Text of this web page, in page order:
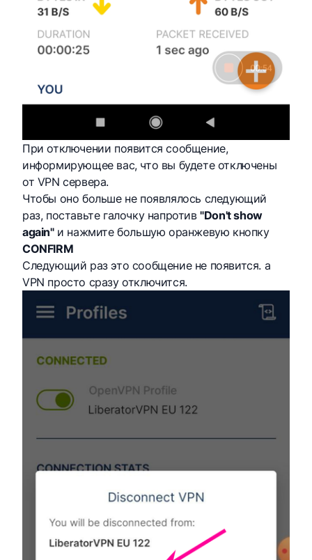
При отключении появится сообщение,
информирующее вас, что вы будете отключены
от VPN сервера.
Чтобы оно больше не появлялось следующий
раз, поставьте галочку напротив"Don't show
again"и нажмите большую оранжевую кнопку
CONFIRM
Следующий раз это сообщение не появится. а
VPN просто сразу отключится.